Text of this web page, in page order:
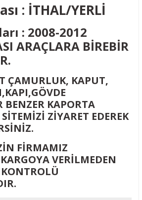
: İTHAL/YERLİ
: 2008-2012
ARAÇLARA BİREBİR
ÇAMURLUK, KAPUT,
BENZER KAPORTA
ZİYARET EDEREK
FİRMAMIZ
VERİLMEDEN